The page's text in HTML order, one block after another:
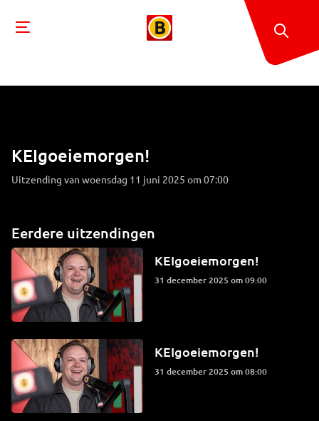
KEIgoeiemorgen!
Uitzending van woensdag 11 juni 2025 om 07:00
Eerdere uitzendingen
KEIgoeiemorgen!
31 december 2025 om 09:00
KEIgoeiemorgen!
31 december 2025 om 08:00